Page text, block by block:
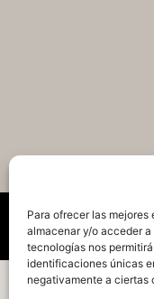
Para ofrecer las
almacenar y/o acceder
tecnologías nos
identificaciones únicas
negativamente a